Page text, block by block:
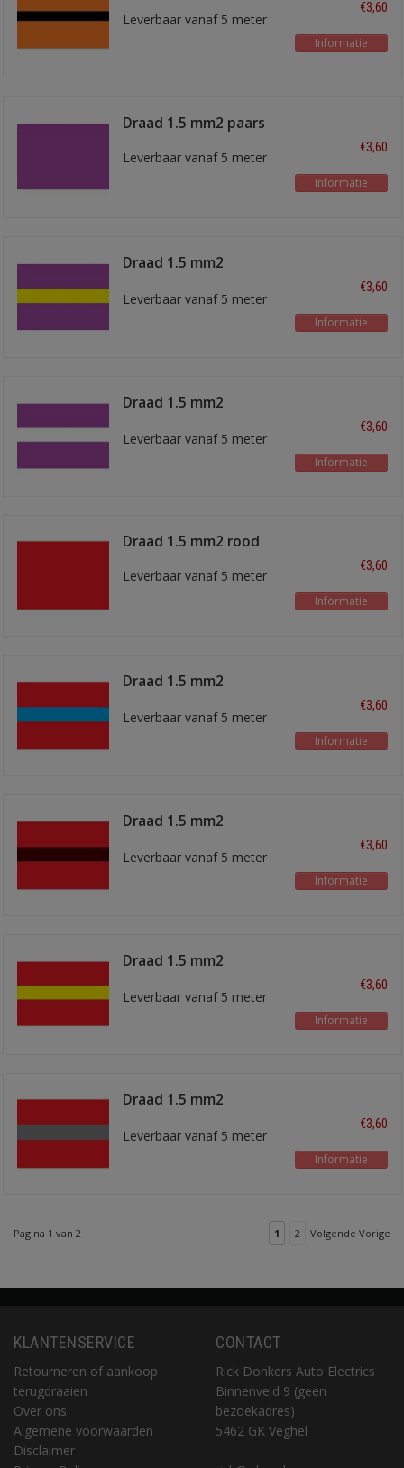
Leverbaar vanaf 5 meter
€3,60
Informatie
Draad 1.5 mm2 paars
Leverbaar vanaf 5 meter
€3,60
Informatie
Draad 1.5 mm2
Leverbaar vanaf 5 meter
€3,60
Informatie
Draad 1.5 mm2
Leverbaar vanaf 5 meter
€3,60
Informatie
Draad 1.5 mm2 rood
Leverbaar vanaf 5 meter
€3,60
Informatie
Draad 1.5 mm2
Leverbaar vanaf 5 meter
€3,60
Informatie
Draad 1.5 mm2
Leverbaar vanaf 5 meter
€3,60
Informatie
Draad 1.5 mm2
Leverbaar vanaf 5 meter
€3,60
Informatie
Draad 1.5 mm2
Leverbaar vanaf 5 meter
€3,60
Informatie
Pagina 1 van 2 1 2 Volgende Vorige
KLANTENSERVICE
Retourneren of aankoop
terugdraaien
Over ons
Algemene voorwaarden
Disclaimer
CONTACT
Rick Donkers Auto Electrics
Binnenveld 9 (geen
bezoekadres)
5462 GK Veghel